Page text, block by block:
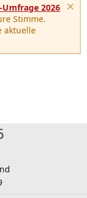
2026
Stimme.
aktuelle